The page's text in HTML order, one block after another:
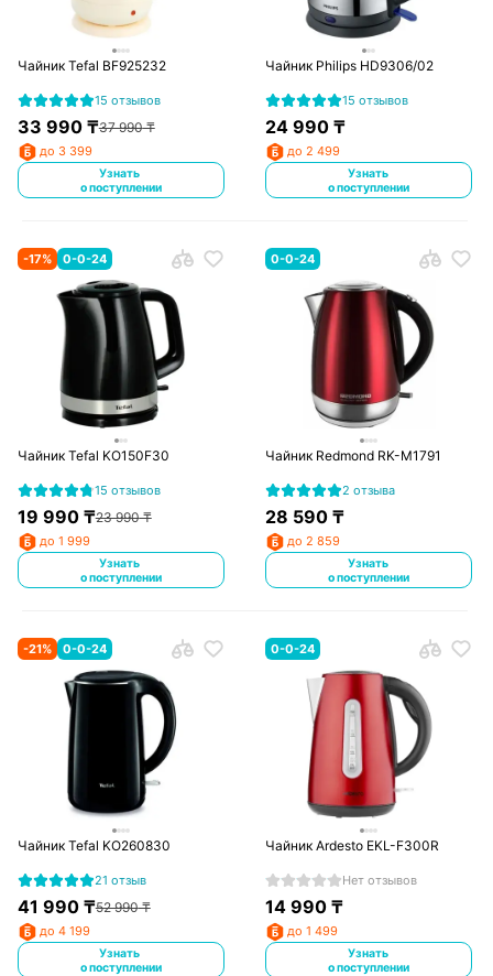
Чайник Tefal BF925232
15 отзывов
33 990₸37 990₸
до 3 399
Узнать
о поступлении
Чайник Philips HD9306/02
15 отзывов
24 990 ₸
до 2 499
Узнать
о поступлении
-17% 0-0-24
Чайник Tefal KO150F30
15 отзывов
19 990₸23 990₸
до 1 999
Узнать
о поступлении
0-0-24
Чайник Redmond RK-M1791
2 отзыва
28 590 ₸
до 2 859
Узнать
о поступлении
-21% 0-0-24
Чайник Tefal KO260830
21 отзыв
41 990₸52 990₸
до 4 199
Узнать
о поступлении
0-0-24
Чайник Ardesto EKL-F300R
Нет отзывов
14 990 ₸
до 1 499
Узнать
о поступлении